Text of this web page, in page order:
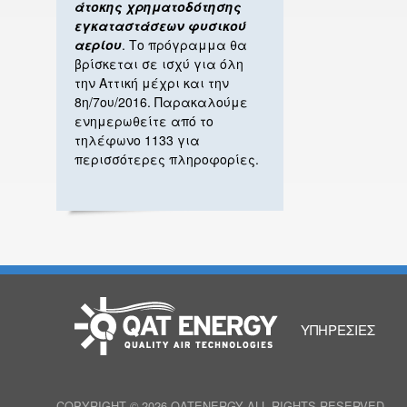
άτοκης χρηματοδότησης
εγκαταστάσεων φυσικού
αερίου. Το πρόγραμμα θα
βρίσκεται σε ισχύ για όλη
την Αττική μέχρι και την
8η/7ου/2016. Παρακαλούμε
ενημερωθείτε από το
τηλέφωνο 1133 για
περισσότερες πληροφορίες.
ΑΡΧΙΚΉ ΥΠΗΡΕΣΊΕΣ